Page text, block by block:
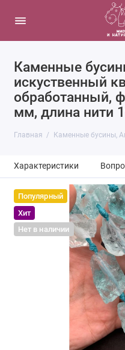
Каменные
искуственный
обработанный,
мм, длина нити
Главная Каменные бусины,
Характеристики
Популярный
Хит
Нет в наличии